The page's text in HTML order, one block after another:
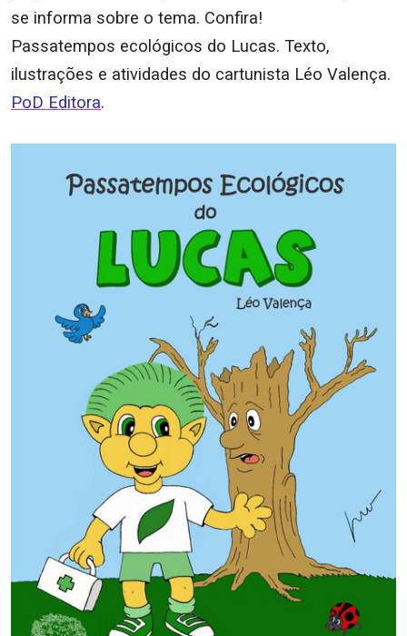
se informa sobre o tema. Confira!
Passatempos ecológicos do Lucas. Texto,
ilustrações e atividades do cartunista Léo Valença.
PoD Editora.